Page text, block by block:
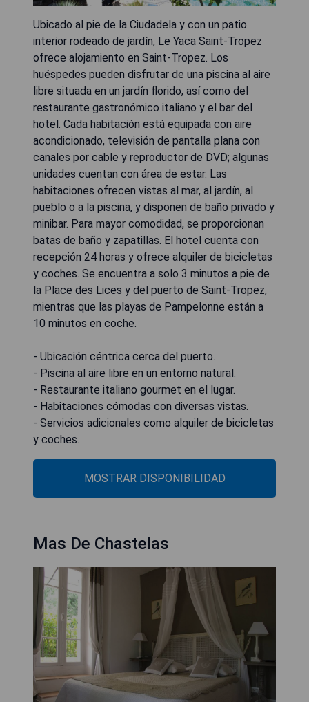
Ubicado al pie de la Ciudadela y con un patio
interior rodeado de jardín, Le Yaca Saint-Tropez
ofrece alojamiento en Saint-Tropez. Los
huéspedes pueden disfrutar de una piscina al aire
libre situada en un jardín florido, así como del
restaurante gastronómico italiano y el bar del
hotel. Cada habitación está equipada con aire
acondicionado, televisión de pantalla plana con
canales por cable y reproductor de DVD; algunas
unidades cuentan con área de estar. Las
habitaciones ofrecen vistas al mar, al jardín, al
pueblo o a la piscina, y disponen de baño privado y
minibar. Para mayor comodidad, se proporcionan
batas de baño y zapatillas. El hotel cuenta con
recepción 24 horas y ofrece alquiler de bicicletas
y coches. Se encuentra a solo 3 minutos a pie de
la Place des Lices y del puerto de Saint-Tropez,
mientras que las playas de Pampelonne están a
10 minutos en coche.
- Ubicación céntrica cerca del puerto.
- Piscina al aire libre en un entorno natural.
- Restaurante italiano gourmet en el lugar.
- Habitaciones cómodas con diversas vistas.
- Servicios adicionales como alquiler de bicicletas
y coches.
MOSTRAR DISPONIBILIDAD
Mas De Chastelas